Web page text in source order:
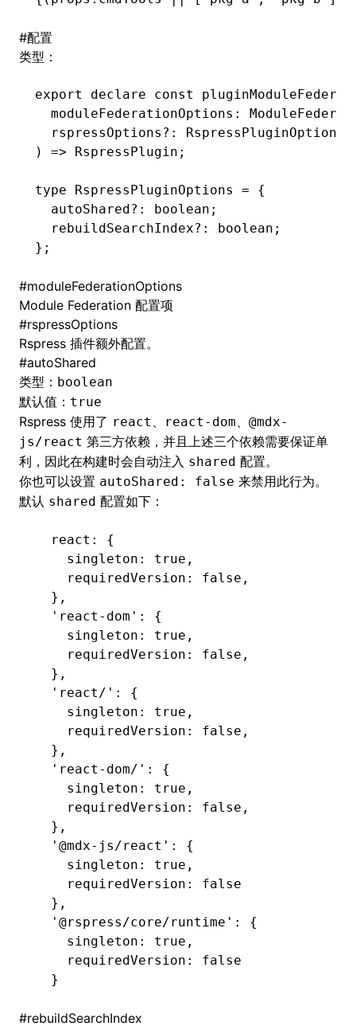
#配置
类型：
export declare const
  moduleFederationOptions
:
  rspressOptions
?: RspressPluginOptions
) => RspressPlugin ;
type RspressPluginOptions = {
  autoShared
?: boolean ;
  rebuildSearchIndex
?: boolean ;
};
#moduleFederationOptions
Module Federation 配置项
#rspressOptions
Rspress 插件额外配置。
#autoShared
类型： boolean
默认值： true
Rspress 使用了 react 、 react-dom、 @mdx-
js/react 第三方依赖，并且上述三个依赖需要保证单
利，因此在构建时会自动注入 shared 配置。
你也可以设置 autoShared: false 来禁用此行为。
默认 shared 配置如下：
  react: {
    singleton
: true ,
    requiredVersion
: false ,
  },
  'react-dom': {
    singleton
: true ,
    requiredVersion
: false ,
  },
  'react/': {
    singleton
: true ,
    requiredVersion
: false ,
  },
  'react-dom/': {
    singleton
: true ,
    requiredVersion
: false ,
  },
  '@mdx-js/react': {
    singleton
: true ,
    requiredVersion
:
false
  },
  '@rspress/core/runtime': {
    singleton
: true ,
    requiredVersion
:
false
  }
#rebuildSearchIndex